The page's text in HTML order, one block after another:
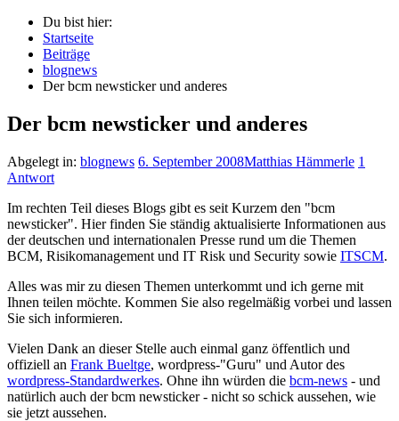
Du bist hier:
Startseite
Beiträge
blognews
Der bcm newsticker und anderes
Der bcm newsticker und anderes
Abgelegt in: blognews 6. September 2008Matthias Hämmerle 1
Antwort
Im rechten Teil dieses Blogs gibt es seit Kurzem den "bcm
newsticker". Hier finden Sie ständig aktualisierte Informationen aus
der deutschen und internationalen Presse rund um die Themen
BCM, Risikomanagement und IT Risk und Security sowie ITSCM.
Alles was mir zu diesen Themen unterkommt und ich gerne mit
Ihnen teilen möchte. Kommen Sie also regelmäßig vorbei und lassen
Sie sich informieren.
Vielen Dank an dieser Stelle auch einmal ganz öffentlich und
offiziell an Frank Bueltge, wordpress-"Guru" und Autor des
wordpress-Standardwerkes. Ohne ihn würden die bcm-news - und
natürlich auch der bcm newsticker - nicht so schick aussehen, wie
sie jetzt aussehen.